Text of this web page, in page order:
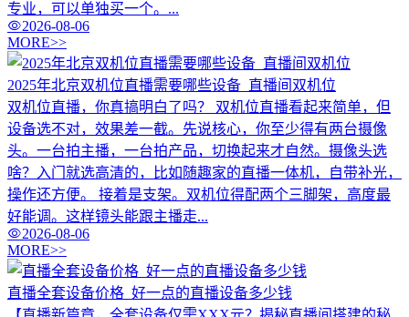
专业，可以单独买一个。...
2026-08-06
MORE>>
2025年北京双机位直播需要哪些设备_直播间双机位
双机位直播，你真搞明白了吗？ 双机位直播看起来简单，但
设备选不对，效果差一截。先说核心，你至少得有两台摄像
头。一台拍主播，一台拍产品，切换起来才自然。摄像头选
啥？入门就选高清的，比如随趣家的直播一体机，自带补光，
操作还方便。 接着是支架。双机位得配两个三脚架，高度最
好能调。这样镜头能跟主播走...
2026-08-06
MORE>>
直播全套设备价格_好一点的直播设备多少钱